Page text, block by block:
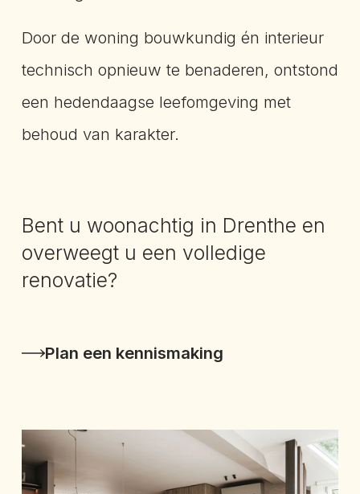
Door de woning bouwkundig én interieur
technisch opnieuw te benaderen, ontstond
een hedendaagse leefomgeving met
behoud van karakter.
Bent u woonachtig in Drenthe en
overweegt u een volledige
renovatie?
Plan een kennismaking